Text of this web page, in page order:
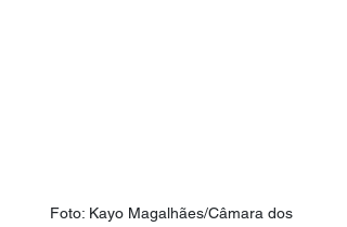
Foto: Kayo Magalhães/Câmara dos